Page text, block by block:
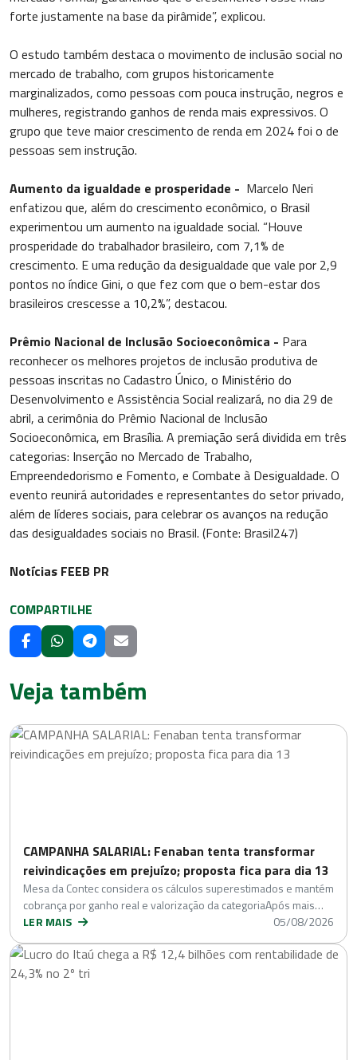
forte justamente na base da pirâmide”, explicou.
O estudo também destaca o movimento de inclusão social no
mercado de trabalho, com grupos historicamente
marginalizados, como pessoas com pouca instrução, negros e
mulheres, registrando ganhos de renda mais expressivos. O
grupo que teve maior crescimento de renda em 2024 foi o de
pessoas sem instrução.
Aumento da igualdade e prosperidade - Marcelo Neri
enfatizou que, além do crescimento econômico, o Brasil
experimentou um aumento na igualdade social. “Houve
prosperidade do trabalhador brasileiro, com 7,1% de
crescimento. E uma redução da desigualdade que vale por 2,9
pontos no índice Gini, o que fez com que o bem-estar dos
brasileiros crescesse a 10,2%”, destacou.
Prêmio Nacional de Inclusão Socioeconômica - Para
reconhecer os melhores projetos de inclusão produtiva de
pessoas inscritas no Cadastro Único, o Ministério do
Desenvolvimento e Assistência Social realizará, no dia 29 de
abril, a cerimônia do Prêmio Nacional de Inclusão
Socioeconômica, em Brasília. A premiação será dividida em três
categorias: Inserção no Mercado de Trabalho,
Empreendedorismo e Fomento, e Combate à Desigualdade. O
evento reunirá autoridades e representantes do setor privado,
além de líderes sociais, para celebrar os avanços na redução
das desigualdades sociais no Brasil. (Fonte: Brasil247)
Notícias FEEB PR
COMPARTILHE
Veja também
CAMPANHA SALARIAL: Fenaban tenta transformar
reivindicações em prejuízo; proposta fica para dia 13
Mesa da Contec considera os cálculos superestimados e mantém
cobrança por ganho real e valorização da categoriaApós mais…
LER MAIS
05/08/2026